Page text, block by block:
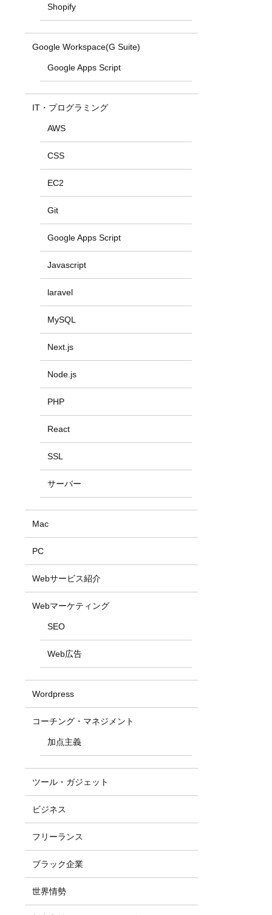
Shopify
Google Workspace(G Suite)
Google Apps Script
IT・プログラミング
AWS
CSS
EC2
Git
Google Apps Script
Javascript
laravel
MySQL
Next.js
Node.js
PHP
React
SSL
サーバー
Mac
PC
Webサービス紹介
Webマーケティング
SEO
Web広告
Wordpress
コーチング・マネジメント
加点主義
ツール・ガジェット
ビジネス
フリーランス
ブラック企業
世界情勢